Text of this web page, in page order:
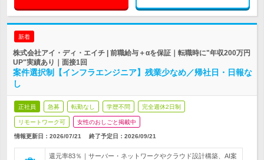
新着
株式会社アイ・ディ・エイチ | 前職給与＋αを保証｜転職時に"年収200万円
UP"実績あり｜面接1回
案件選択制【インフラエンジニア】残業少なめ／帰社日・日報な
し
正社員 急募 転勤なし 学歴不問 完全週休2日制
リモートワーク可 女性のおしごと掲載中
情報更新日：2026/07/21 終了予定日： 2026/09/21
還元率83％｜サーバー・ネットワークやクラウド設計構築、AI案